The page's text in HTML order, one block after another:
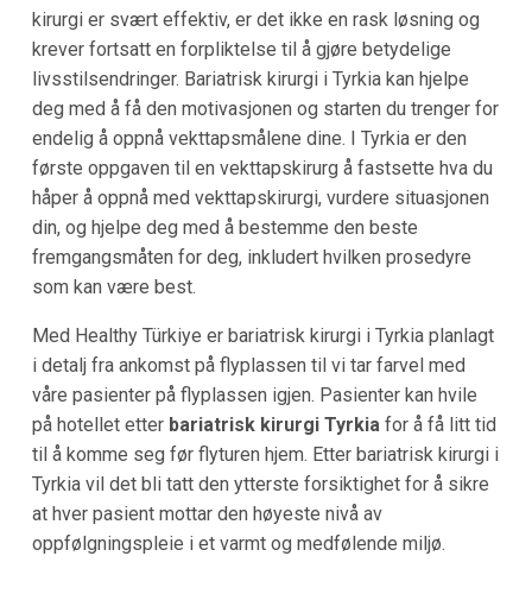
kirurgi er svært effektiv, er det ikke en rask løsning og
krever fortsatt en forpliktelse til å gjøre betydelige
livsstilsendringer. Bariatrisk kirurgi i Tyrkia kan hjelpe
deg med å få den motivasjonen og starten du trenger for
endelig å oppnå vekttapsmålene dine. I Tyrkia er den
første oppgaven til en vekttapskirurg å fastsette hva du
håper å oppnå med vekttapskirurgi, vurdere situasjonen
din, og hjelpe deg med å bestemme den beste
fremgangsmåten for deg, inkludert hvilken prosedyre
som kan være best.
Med Healthy Türkiye er bariatrisk kirurgi i Tyrkia planlagt
i detalj fra ankomst på flyplassen til vi tar farvel med
våre pasienter på flyplassen igjen. Pasienter kan hvile
på hotellet etter bariatrisk kirurgi Tyrkia for å få litt tid
til å komme seg før flyturen hjem. Etter bariatrisk kirurgi i
Tyrkia vil det bli tatt den ytterste forsiktighet for å sikre
at hver pasient mottar den høyeste nivå av
oppfølgningspleie i et varmt og medfølende miljø.